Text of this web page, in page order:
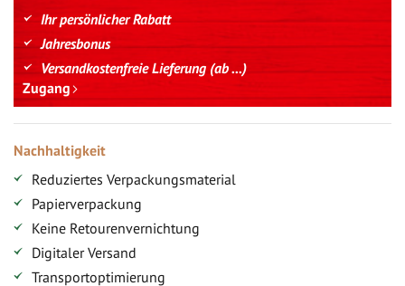
Ihr persönlicher Rabatt
Jahresbonus
Versandkostenfreie Lieferung (ab ...)
Zugang
Nachhaltigkeit
Reduziertes Verpackungsmaterial
Papierverpackung
Keine Retourenvernichtung
Digitaler Versand
Transportoptimierung